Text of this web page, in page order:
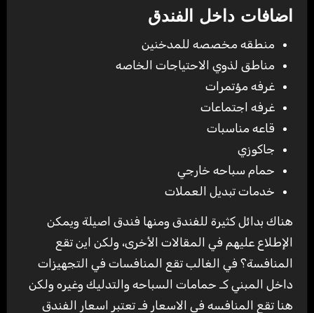
اضافات داخل الفندق
منطقه مخصصه للمدخنين
مناطق لذوي الاحتياجات الخاصه
غرفه مؤتمرات
غرفه اجتماعات
قاعه مناسبات
جاكوزي
حمام سباحه خارجي
خدمات تبديل العملات
هناك بدائل كثيرة للفندق ومنها فندق اصيلة ويمكن
الإطلاع عليهم في المقالات الأخرى، ولكن اين تقع
المنافسة؟ في الغالب تقع المنافسات في التجهيزات
داخل المبني كـ حمامات السباحه والتدليك وغيره ولكن
هنا تقع المنافسه في الاسعار فـ تعتبر اسعار الفندق